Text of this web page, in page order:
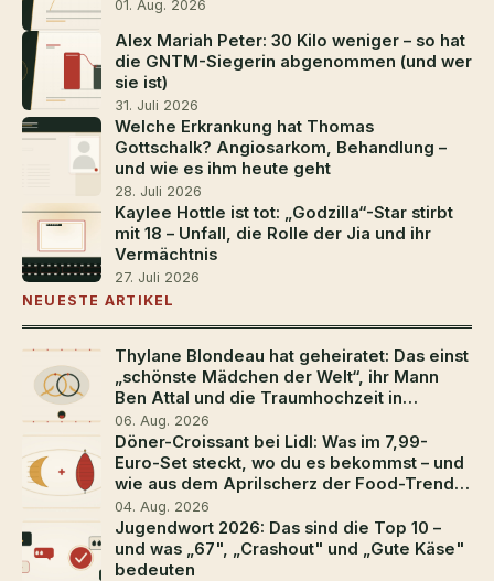
01. Aug. 2026
Alex Mariah Peter: 30 Kilo weniger – so hat
die GNTM-Siegerin abgenommen (und wer
sie ist)
31. Juli 2026
Welche Erkrankung hat Thomas
Gottschalk? Angiosarkom, Behandlung –
und wie es ihm heute geht
28. Juli 2026
Kaylee Hottle ist tot: „Godzilla“-Star stirbt
mit 18 – Unfall, die Rolle der Jia und ihr
Vermächtnis
27. Juli 2026
NEUESTE ARTIKEL
Thylane Blondeau hat geheiratet: Das einst
„schönste Mädchen der Welt“, ihr Mann
Ben Attal und die Traumhochzeit in
Südfrankreich
06. Aug. 2026
Döner-Croissant bei Lidl: Was im 7,99-
Euro-Set steckt, wo du es bekommst – und
wie aus dem Aprilscherz der Food-Trend
2026 wurde
04. Aug. 2026
Jugendwort 2026: Das sind die Top 10 –
und was „67", „Crashout" und „Gute Käse"
bedeuten